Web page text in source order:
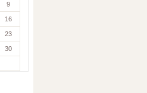
9
16
23
30